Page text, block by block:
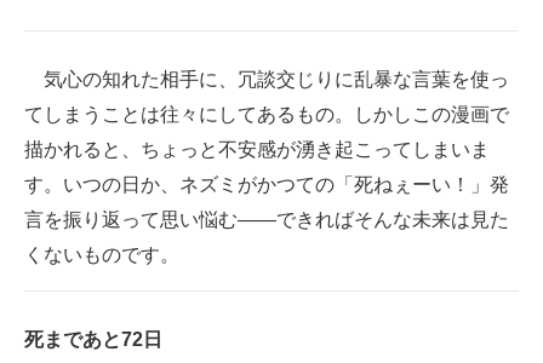
気心の知れた相手に、冗談交じりに乱暴な言葉を使っ
てしまうことは往々にしてあるもの。しかしこの漫画で
描かれると、ちょっと不安感が湧き起こってしまいま
す。いつの日か、ネズミがかつての「死ねぇーい！」発
言を振り返って思い悩む――できればそんな未来は見た
くないものです。
死まであと72日